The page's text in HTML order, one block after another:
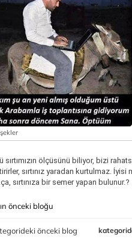
sırtımızın ölçüsünü biliyor, bizi
sırtınız yaradan kurtulmaz.
sırtınıza bir semer yapan bulunur.?
önceki bloğu
önceki blog